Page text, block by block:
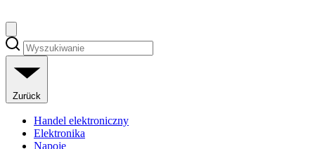
Zurück
Handel elektroniczny
Elektronika
Napoje